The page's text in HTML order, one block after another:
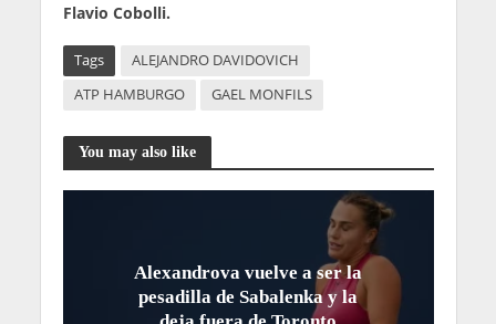
Flavio Cobolli.
Tags
ALEJANDRO DAVIDOVICH
ATP HAMBURGO
GAEL MONFILS
You may also like
Alexandrova vuelve a ser la
pesadilla de Sabalenka y la